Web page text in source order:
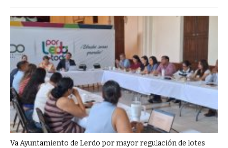
Va Ayuntamiento de Lerdo por mayor regulación de lotes